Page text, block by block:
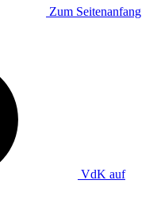
Zum Seitenanfang
VdK auf